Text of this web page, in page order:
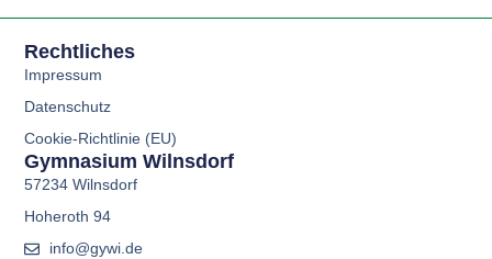
Rechtliches
Impressum
Datenschutz
Cookie-Richtlinie (EU)
Gymnasium Wilnsdorf
57234 Wilnsdorf
Hoheroth 94
info@gywi.de